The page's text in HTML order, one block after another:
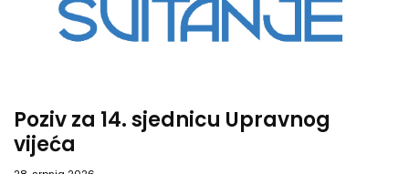
Poziv za 14. sjednicu Upravnog
vijeća